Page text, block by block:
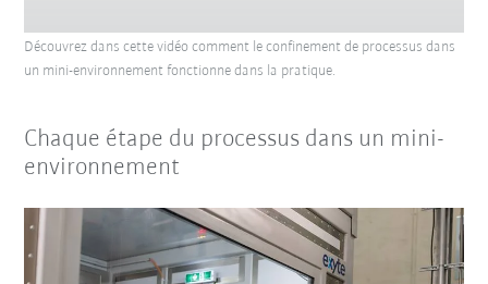
Découvrez dans cette vidéo comment le confinement de processus dans
un mini-environnement fonctionne dans la pratique.
Chaque étape du processus dans un mini-
environnement